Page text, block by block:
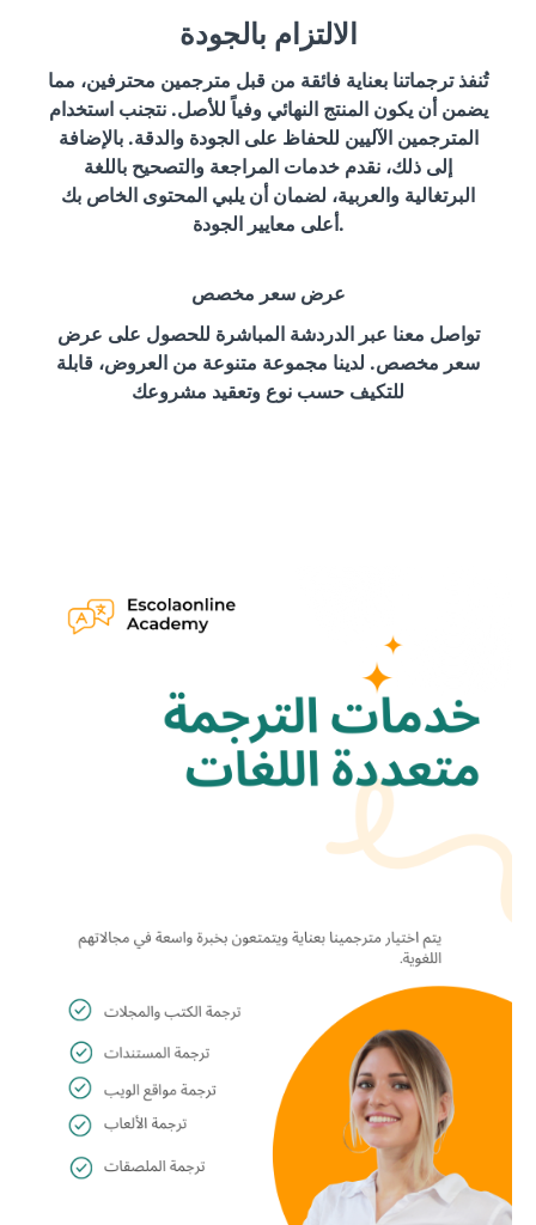
الالتزام بالجودة
تُنفذ ترجماتنا بعناية فائقة من قبل مترجمين محترفين، مما
يضمن أن يكون المنتج النهائي وفياً للأصل. نتجنب استخدام
المترجمين الآليين للحفاظ على الجودة والدقة. بالإضافة
إلى ذلك، نقدم خدمات المراجعة والتصحيح باللغة
البرتغالية والعربية، لضمان أن يلبي المحتوى الخاص بك
أعلى معايير الجودة.
عرض سعر مخصص
تواصل معنا عبر الدردشة المباشرة للحصول على عرض
سعر مخصص. لدينا مجموعة متنوعة من العروض، قابلة
للتكيف حسب نوع وتعقيد مشروعك